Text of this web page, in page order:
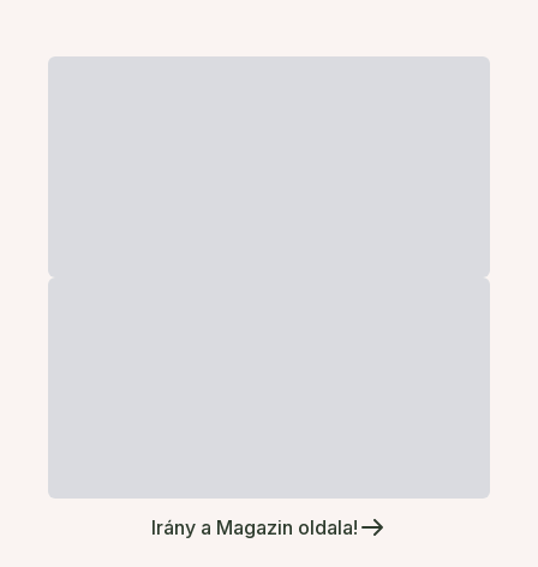
Irány a Magazin oldala!